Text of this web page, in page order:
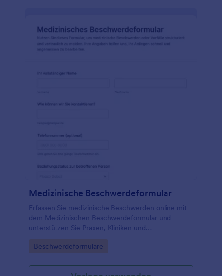
Medizinische Beschwerdeformular
Erfassen Sie medizinische Beschwerden online mit
dem Medizinischen Beschwerdeformular und
unterstützen Sie Praxen, Kliniken und
Datenerfassung und Bearbeitung von
Go to Category:
Beschwerdeformulare